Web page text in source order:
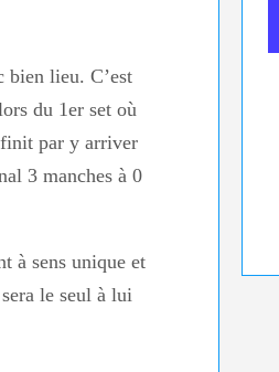
bien lieu. C’est
du 1er set où
finit par y arriver
3 manches à 0
à sens unique et
le seul à lui